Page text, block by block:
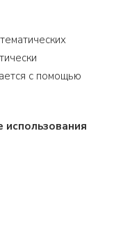
с помощью
использования